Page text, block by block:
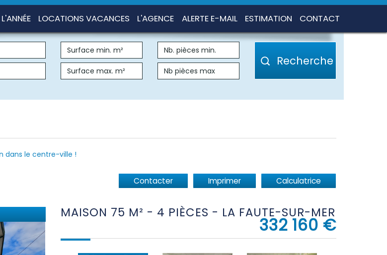
LOCATIONS VACANCES L'AGENCE ALERTE E-MAIL ESTIMATION CONTACT
Recherche
dans le centre-ville !
Contacter Imprimer Calculatrice
MAISON 75 M² - 4 PIÈCES - LA FAUTE-SUR-MER
332 160 €